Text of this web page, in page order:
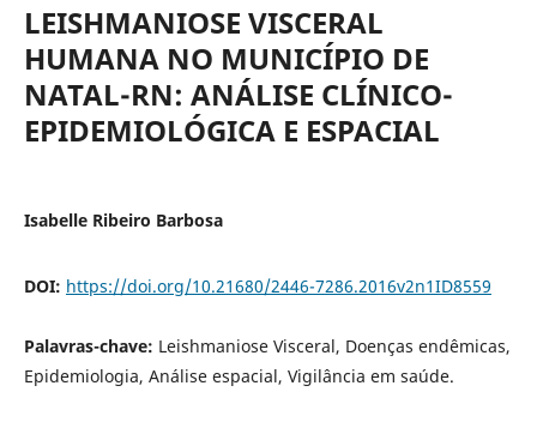
LEISHMANIOSE VISCERAL
HUMANA NO MUNICÍPIO DE
NATAL-RN: ANÁLISE CLÍNICO-
EPIDEMIOLÓGICA E ESPACIAL
Isabelle Ribeiro Barbosa
DOI: https://doi.org/10.21680/2446-7286.2016v2n1ID8559
Palavras-chave: Leishmaniose Visceral, Doenças endêmicas,
Epidemiologia, Análise espacial, Vigilância em saúde.